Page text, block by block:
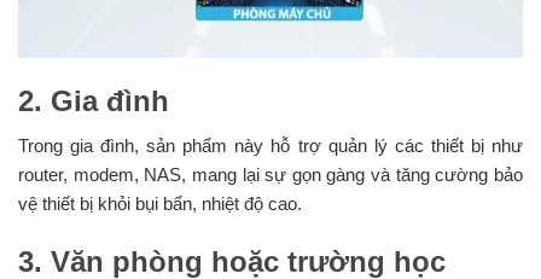
2. Gia đình
Trong gia đình, sản phẩm này hỗ trợ quản lý các thiết bị như
router, modem, NAS, mang lại sự gọn gàng và tăng cường bảo
vệ thiết bị khỏi bụi bẩn, nhiệt độ cao.
3. Văn phòng hoặc trường học